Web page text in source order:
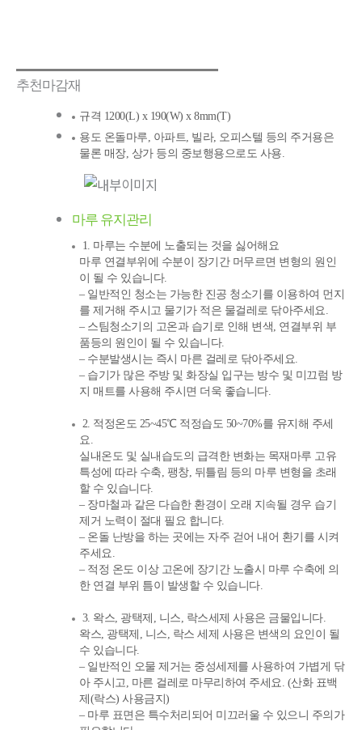
추천마감재
규격 1200(L) x 190(W) x 8mm(T)
용도 온돌마루, 아파트, 빌라, 오피스텔 등의 주거용은
물론 매장, 상가 등의 중보행용으로도 사용.
마루 유지관리
1. 마루는 수분에 노출되는 것을 싫어해요
마루 연결부위에 수분이 장기간 머무르면 변형의 원인
이 될 수 있습니다.
– 일반적인 청소는 가능한 진공 청소기를 이용하여 먼지
를 제거해 주시고 물기가 적은 물걸레로 닦아주세요.
– 스팀청소기의 고온과 습기로 인해 변색, 연결부위 부
품등의 원인이 될 수 있습니다.
– 수분발생시는 즉시 마른 걸레로 닦아주세요.
– 습기가 많은 주방 및 화장실 입구는 방수 및 미끄럼 방
지 매트를 사용해 주시면 더욱 좋습니다.
2. 적정온도 25~45℃ 적정습도 50~70%를 유지해 주세
요.
실내온도 및 실내습도의 급격한 변화는 목재마루 고유
특성에 따라 수축, 팽창, 뒤틀림 등의 마루 변형을 초래
할 수 있습니다.
– 장마철과 같은 다습한 환경이 오래 지속될 경우 습기
제거 노력이 절대 필요 합니다.
– 온돌 난방을 하는 곳에는 자주 걷어 내어 환기를 시켜
주세요.
– 적정 온도 이상 고온에 장기간 노출시 마루 수축에 의
한 연결 부위 틈이 발생할 수 있습니다.
3. 왁스, 광택제, 니스, 락스세제 사용은 금물입니다.
왁스, 광택제, 니스, 락스 세제 사용은 변색의 요인이 될
수 있습니다.
– 일반적인 오물 제거는 중성세제를 사용하여 가볍게 닦
아 주시고, 마른 걸레로 마무리하여 주세요. (산화 표백
제(락스) 사용금지)
– 마루 표면은 특수처리되어 미끄러울 수 있으니 주의가